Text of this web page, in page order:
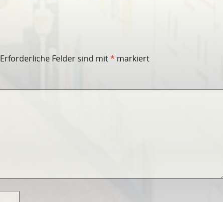
Erforderliche Felder sind mit* markiert